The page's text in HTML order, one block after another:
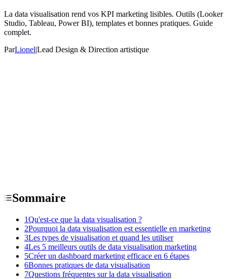
La data visualisation rend vos KPI marketing lisibles. Outils (Looker
Studio, Tableau, Power BI), templates et bonnes pratiques. Guide
complet.
ParLionel|Lead Design & Direction artistique
Sommaire
1Qu'est-ce que la data visualisation ?
2Pourquoi la data visualisation est essentielle en marketing
3Les types de visualisation et quand les utiliser
4Les 5 meilleurs outils de data visualisation marketing
5Créer un dashboard marketing efficace en 6 étapes
6Bonnes pratiques de data visualisation
7Questions fréquentes sur la data visualisation